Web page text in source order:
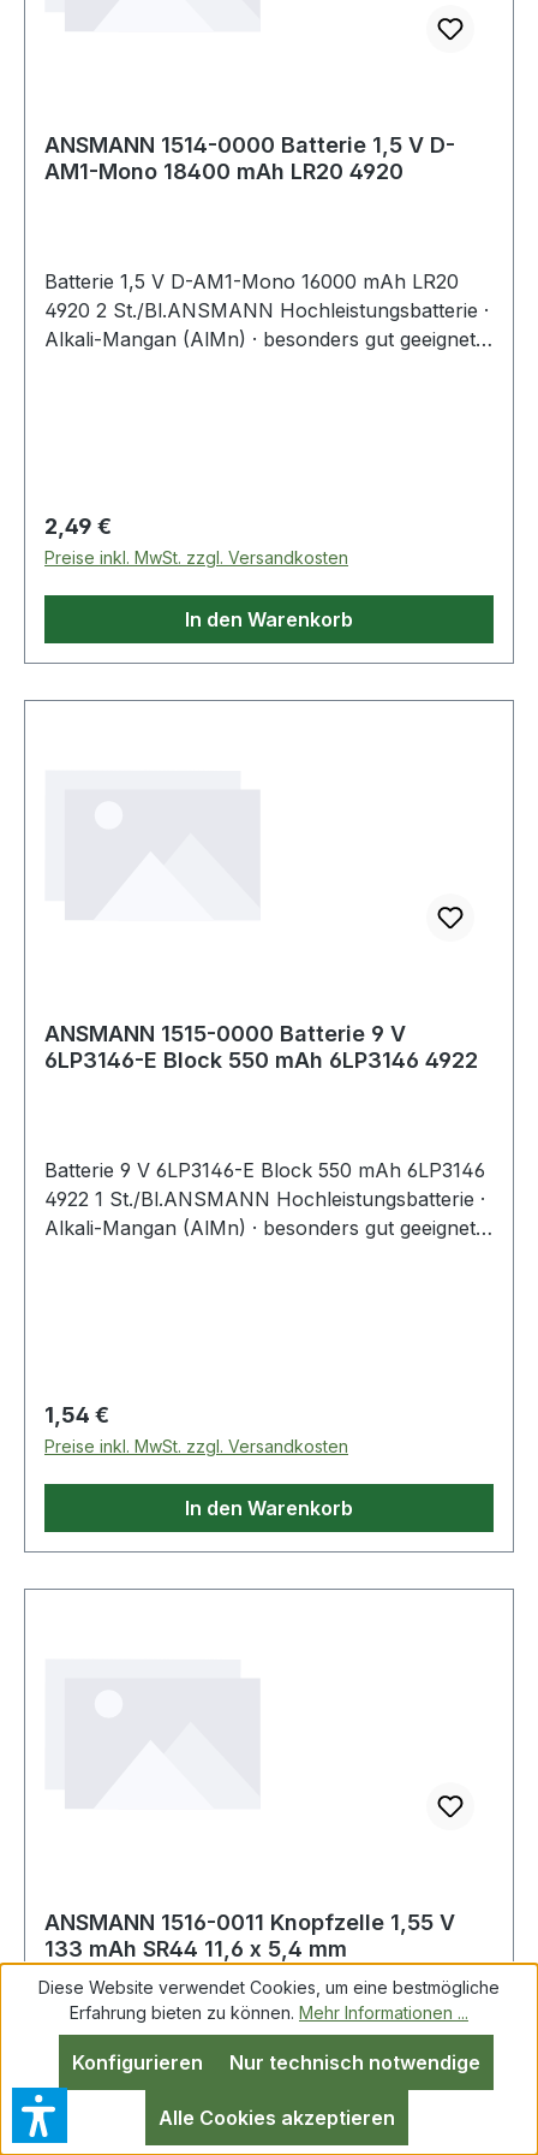
ANSMANN 1514-0000 Batterie 1,5 V D-
AM1-Mono 18400 mAh LR20 4920
Batterie 1,5 V D-AM1-Mono 16000 mAh LR20
4920 2 St./Bl.ANSMANN Hochleistungsbatterie ·
Alkali-Mangan (AlMn) · besonders gut geeignet
Akkus bzw. solche Geräte verkaufen, die
Batterien und Akkus enthalten, sind wir nach
dem Batteriegesetz (BattG) verpflichtet, Sie auf
Folgendes hinzuweisen: Das Symbol des
Regulärer Preis:
2,49 €
Preise inkl. MwSt. zzgl. Versandkosten
In den Warenkorb
ANSMANN 1515-0000 Batterie 9 V
6LP3146-E Block 550 mAh 6LP3146 4922
Batterie 9 V 6LP3146-E Block 550 mAh 6LP3146
4922 1 St./Bl.ANSMANN Hochleistungsbatterie ·
Alkali-Mangan (AlMn) · besonders gut geeignet
Akkus bzw. solche Geräte verkaufen, die
Batterien und Akkus enthalten, sind wir nach
dem Batteriegesetz (BattG) verpflichtet, Sie auf
Folgendes hinzuweisen: Das Symbol des
Regulärer Preis:
1,54 €
Preise inkl. MwSt. zzgl. Versandkosten
In den Warenkorb
ANSMANN 1516-0011 Knopfzelle 1,55 V
133 mAh SR44 11,6 x 5,4 mm
Knopfzelle 1,55 V 133 mAh SR44 11,6x5,4mm 1
St./Bl.ANSMANN geringe Selbstentladung ·
hohe Energiedichte sowie ein gutes
Temperaturverhalten zeichnen diese langlebigen
Diese Website verwendet Cookies, um eine bestmögliche
Erfahrung bieten zu können. Mehr Informationen ...
Nur technisch notwendige
Konfigurieren
Alle Cookies akzeptieren